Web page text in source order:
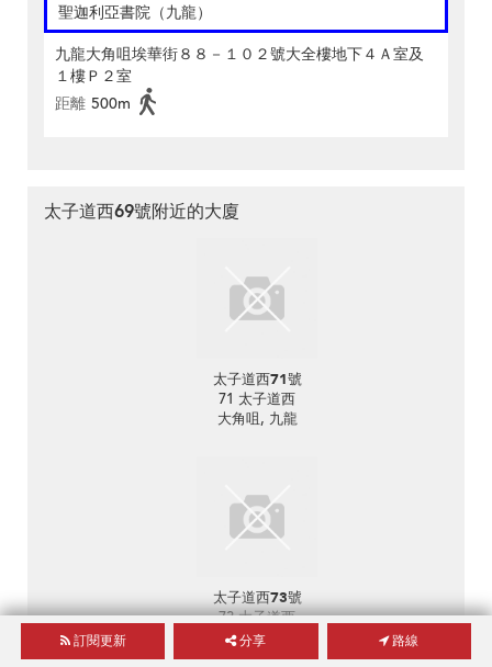
聖迦利亞書院（九龍）
九龍大角咀埃華街８８－１０２號大全樓地下４Ａ室及
１樓Ｐ２室
距離 500m
太子道西69號附近的大廈
太子道西71號
71 太子道西
大角咀, 九龍
太子道西73號
73 太子道西
大角咀, 九龍
訂閱更新 分享 路線